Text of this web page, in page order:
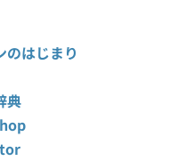
のはじまり
典